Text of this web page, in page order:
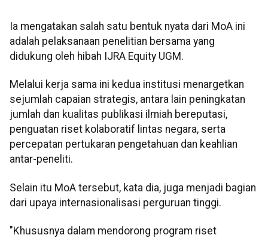
Ia mengatakan salah satu bentuk nyata dari MoA ini
adalah pelaksanaan penelitian bersama yang
didukung oleh hibah IJRA Equity UGM.
Melalui kerja sama ini kedua institusi menargetkan
sejumlah capaian strategis, antara lain peningkatan
jumlah dan kualitas publikasi ilmiah bereputasi,
penguatan riset kolaboratif lintas negara, serta
percepatan pertukaran pengetahuan dan keahlian
antar-peneliti.
Selain itu MoA tersebut, kata dia, juga menjadi bagian
dari upaya internasionalisasi perguruan tinggi.
"Khususnya dalam mendorong program riset